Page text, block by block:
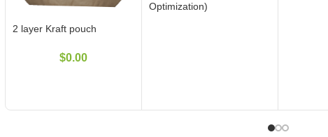
2 layer Kraft pouch
$0.00
Optimization)